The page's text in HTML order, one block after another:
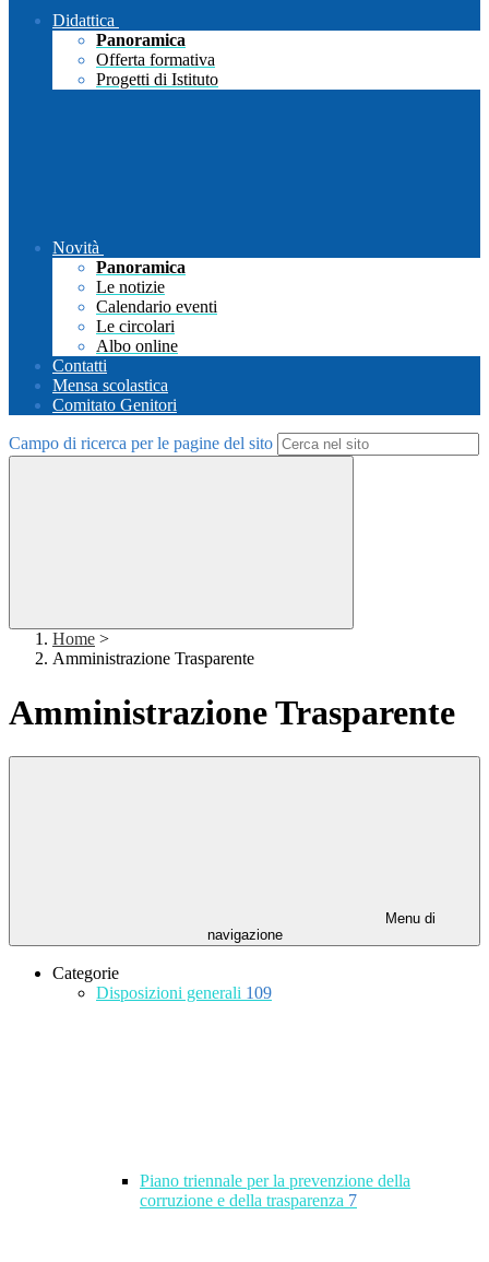
Didattica
Panoramica
Offerta formativa
Progetti di Istituto
Novità
Panoramica
Le notizie
Calendario eventi
Le circolari
Albo online
Contatti
Mensa scolastica
Comitato Genitori
Campo di ricerca per le pagine del sito
Home >
Amministrazione Trasparente
Amministrazione Trasparente
Menu di
navigazione
Categorie
Disposizioni generali 109
Piano triennale per la prevenzione della
corruzione e della trasparenza 7